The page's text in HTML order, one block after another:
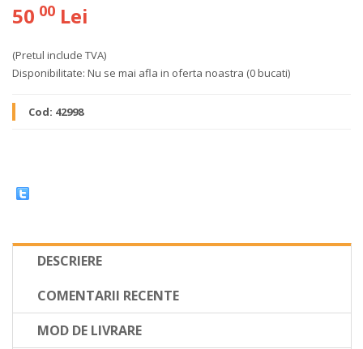
50 00 Lei
(Pretul include TVA)
Disponibilitate: Nu se mai afla in oferta noastra (0 bucati)
Cod: 42998
DESCRIERE
COMENTARII RECENTE
MOD DE LIVRARE